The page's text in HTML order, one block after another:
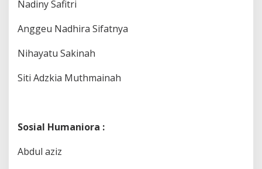
Nadiny Safitri
Anggeu Nadhira Sifatnya
Nihayatu Sakinah
Siti Adzkia Muthmainah
Sosial Humaniora :
Abdul aziz